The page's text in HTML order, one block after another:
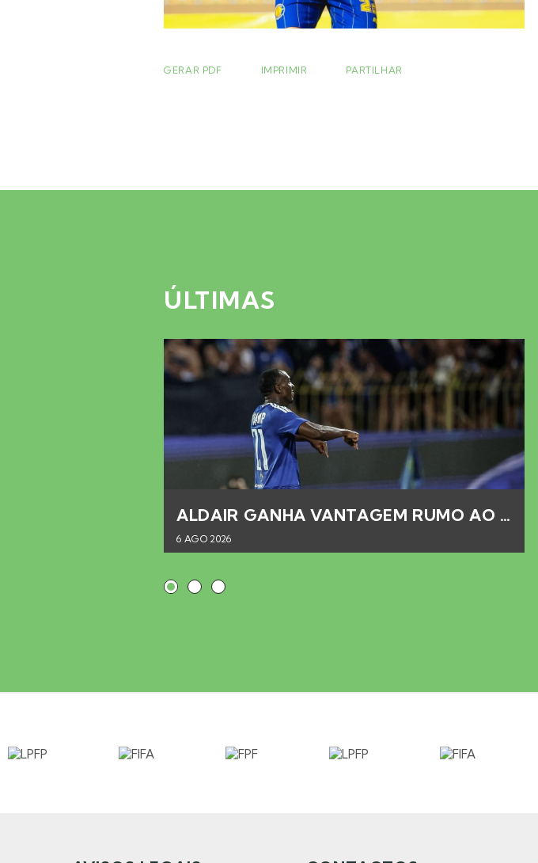
GERAR PDF IMPRIMIR PARTILHAR
ÚLTIMAS
ALDAIR GANHA VANTAGEM RUMO AO PLAY-OFF DA CHAMPIONS
6 AGO 2026